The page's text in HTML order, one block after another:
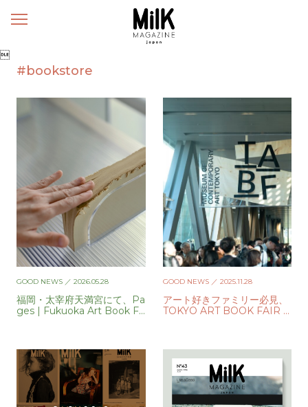
メ

#bookstore
GOOD NEWS ／ 2026.05.28
福岡・太宰府天満宮にて、Pa
ges | Fukuoka Art Book Fa
GOOD NEWS／ 2025.11.28
アート好きファミリー必見、
TOKYO ART BOOK FAIR 2